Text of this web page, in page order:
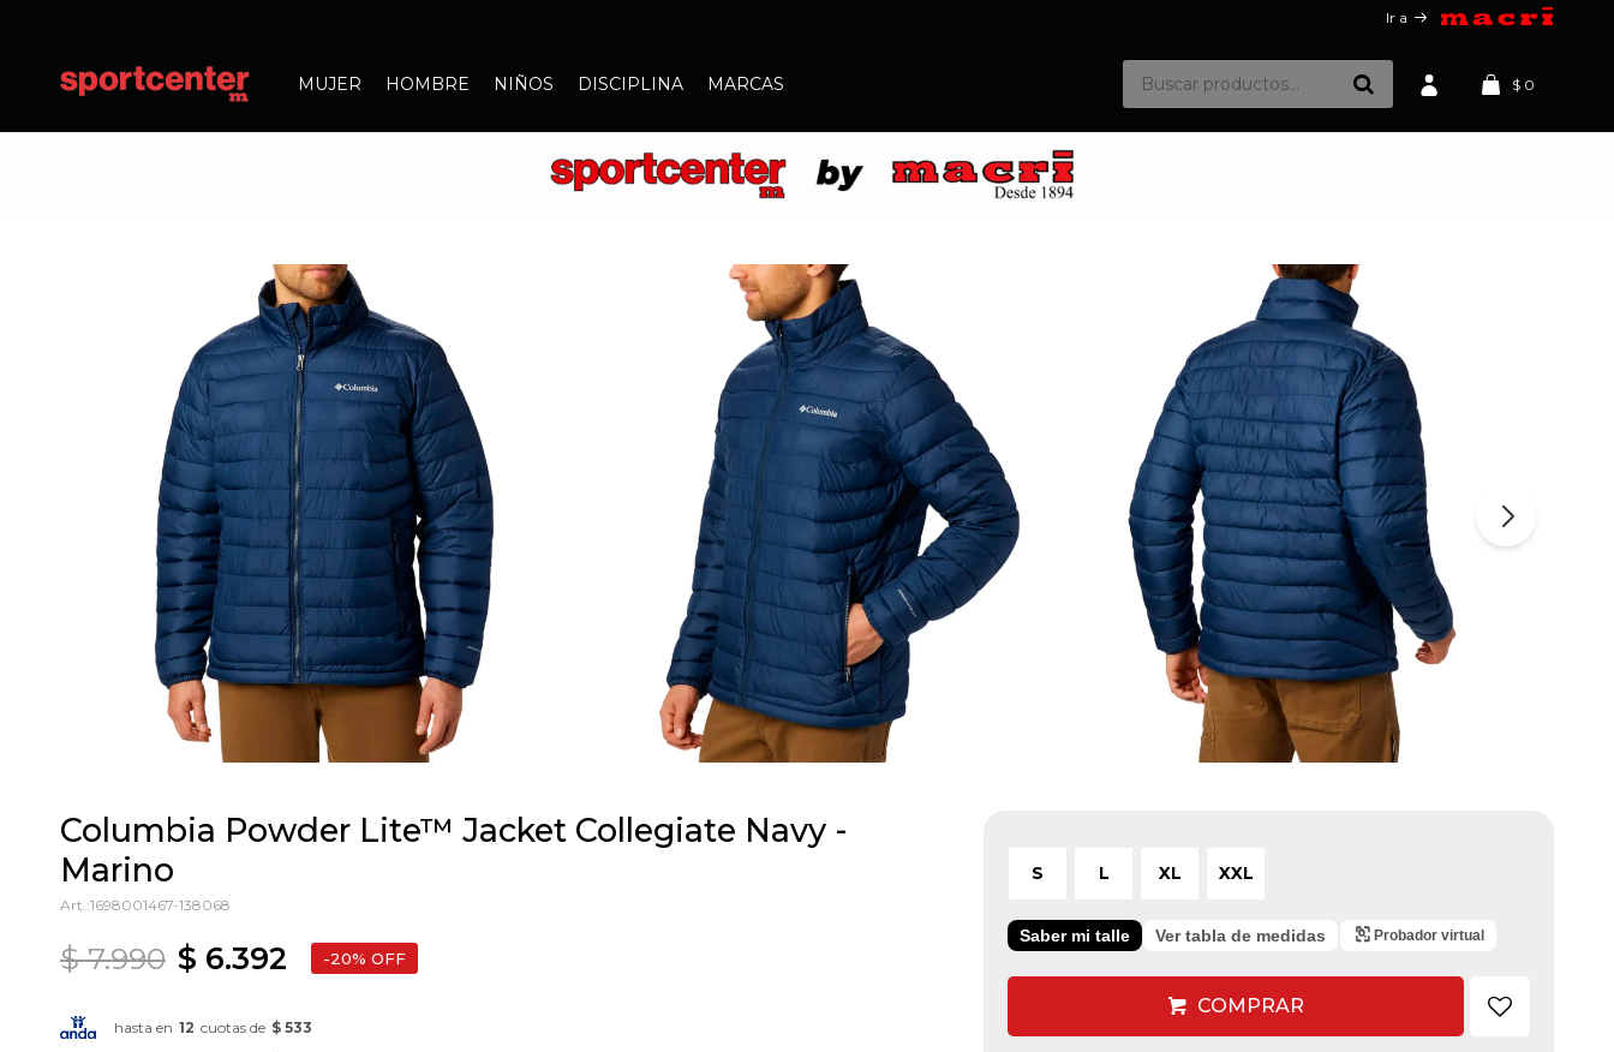
MUJER HOMBRE NIÑOS DISCIPLINA MARCAS $ 0
Ir a
Columbia Powder Lite™ Jacket Collegiate Navy -
Marino
1698001467-138068
$ 6.392
$ 7.990 20
hasta en 12 cuotas de $ 533
S L XL XXL
Saber mi talle Ver tabla de medidas Probador virtual
COMPRAR